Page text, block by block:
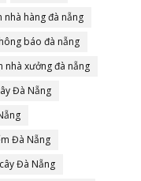
nhà hàng đà nẵng
báo đà nẵng
nhà xưởng đà nẵng
Đà Nẵng
Đà Nẵng
Đà Nẵng